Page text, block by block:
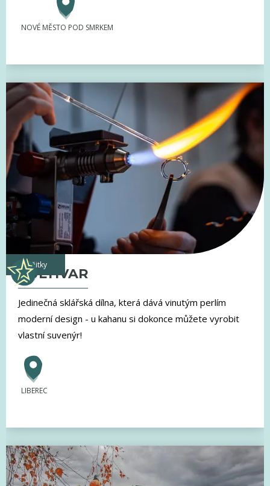
NOVÉ MĚSTO POD SMRKEM
zážitky
KULTIVAR
Jedinečná sklářská dílna, která dává vinutým perlím
moderní design - u kahanu si dokonce můžete vyrobit
vlastní suvenýr!
LIBEREC